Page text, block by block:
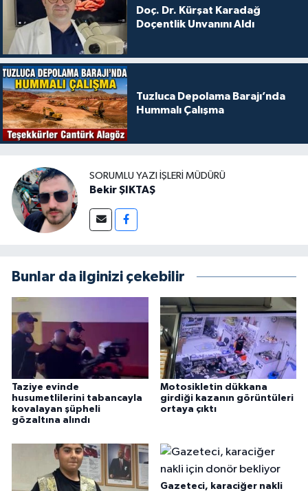
Doç. Dr. Kürşat Karadağ
Doçentlik Unvanını Aldı
Tuzluca Depolama Barajı’nda
Hummalı Çalışma
SORUMLU YAZI İŞLERI MÜDÜRÜ
Bekir ŞIKTAŞ
Bunlar da ilginizi çekebilir
Taziye evinde
husumetlilerini tabancayla
kovalayan şüpheli
gözaltına alındı
Motosikletin dükkana
girdiği kazanın görüntüleri
ortaya çıktı
Gazeteci, karaciğer nakli